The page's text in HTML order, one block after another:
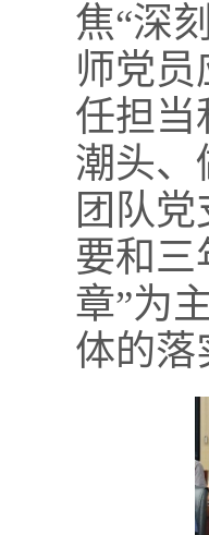
焦“深
师党
任担当
潮头、
团队
要和三
章”为
体的落